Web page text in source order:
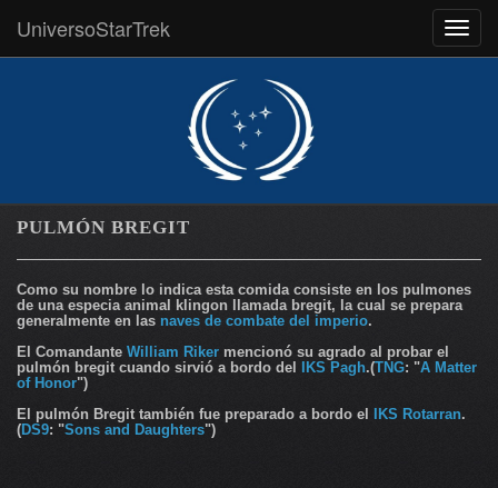
UniversoStarTrek
PULMÓN BREGIT
Como su nombre lo indica esta comida consiste en los pulmones
de una especia animal klingon llamada bregit, la cual se prepara
generalmente en las naves de combate del imperio.
El Comandante William Riker mencionó su agrado al probar el
pulmón bregit cuando sirvió a bordo del
IKS Pagh.(TNG: "A Matter
of Honor")
El pulmón Bregit también fue preparado a bordo el
IKS Rotarran.
(DS9: "Sons and Daughters")